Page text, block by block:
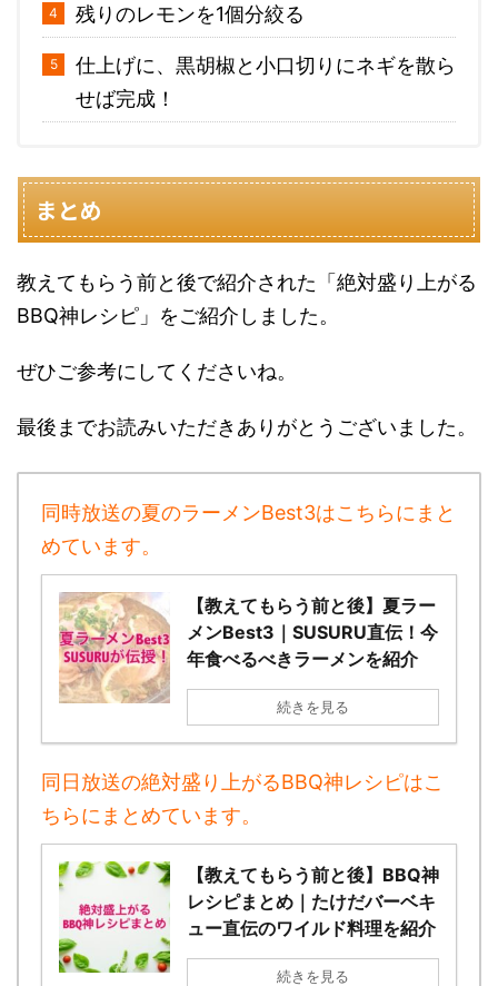
残りのレモンを1個分絞る
仕上げに、黒胡椒と小口切りにネギを散ら
せば完成！
まとめ
教えてもらう前と後で紹介された「絶対盛り上がる
BBQ神レシピ」をご紹介しました。
ぜひご参考にしてくださいね。
最後までお読みいただきありがとうございました。
同時放送の夏のラーメンBest3はこちらにまと
めています。
【教えてもらう前と後】夏ラー
メンBest3｜SUSURU直伝！今
年食べるべきラーメンを紹介
続きを見る
同日放送の絶対盛り上がるBBQ神レシピはこ
ちらにまとめています。
【教えてもらう前と後】BBQ神
レシピまとめ｜たけだバーベキ
ュー直伝のワイルド料理を紹介
続きを見る